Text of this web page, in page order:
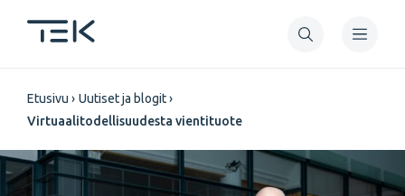
pääsisältöön
Murupolku
Etusivu
Uutiset ja blogit
Virtuaalitodellisuudesta vientituote